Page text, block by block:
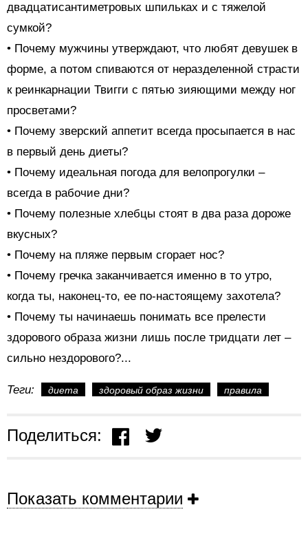
двадцатисантиметровых шпильках и с тяжелой
сумкой?
• Почему мужчины утверждают, что любят девушек в
форме, а потом спиваются от неразделенной страсти
к реинкарнации Твигги с пятью зияющими между ног
просветами?
• Почему зверский аппетит всегда просыпается в нас
в первый день диеты?
• Почему идеальная погода для велопрогулки –
всегда в рабочие дни?
• Почему полезные хлебцы стоят в два раза дороже
вкусных?
• Почему на пляже первым сгорает нос?
• Почему гречка заканчивается именно в то утро,
когда ты, наконец-то, ее по-настоящему захотела?
• Почему ты начинаешь понимать все прелести
здорового образа жизни лишь после тридцати лет –
сильно нездорового?...
Теги: диета здоровый образ жизни правила
Поделиться:
Показать комментарии